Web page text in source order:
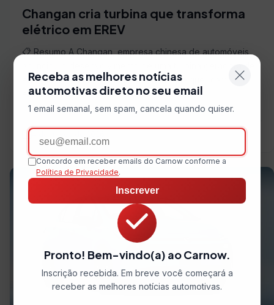
Changan cria turbina que transforma
elétrico em EREV
📋 Resumo A Changan, empresa chinesa de automóveis,
energia (PTG) capaz de transformar qualquer carro
elétrico em…
Receba as melhores notícias
automotivas direto no seu email
1 email semanal, sem spam, cancela quando quiser.
Email
Concordo em receber emails do Carnow conforme a
Política de Privacidade.
Inscrever
Pronto! Bem-vindo(a) ao Carnow.
Inscrição recebida. Em breve você começará a
receber as melhores notícias automotivas.